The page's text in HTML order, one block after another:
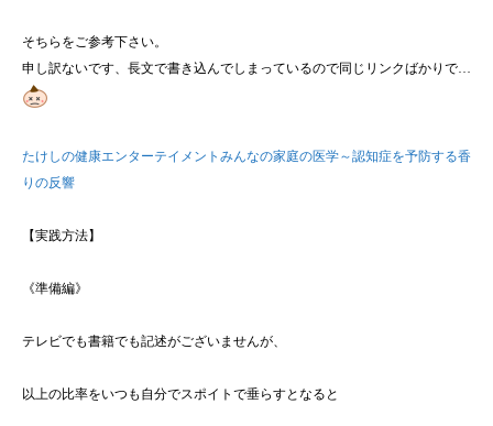
そちらをご参考下さい。
申し訳ないです、長文で書き込んでしまっているので同じリンクばかりで…
たけしの健康エンターテイメントみんなの家庭の医学～認知症を予防する香
りの反響
【実践方法】
《準備編》
テレビでも書籍でも記述がございませんが、
以上の比率をいつも自分でスポイトで垂らすとなると